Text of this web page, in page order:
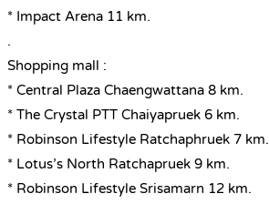
* Impact Arena 11 km.
.
Shopping mall :
* Central Plaza Chaengwattana 8 km.
* The Crystal PTT Chaiyapruek 6 km.
* Robinson Lifestyle Ratchaphruek 7 km.
* Lotus’s North Ratchapruek 9 km.
* Robinson Lifestyle Srisamarn 12 km.